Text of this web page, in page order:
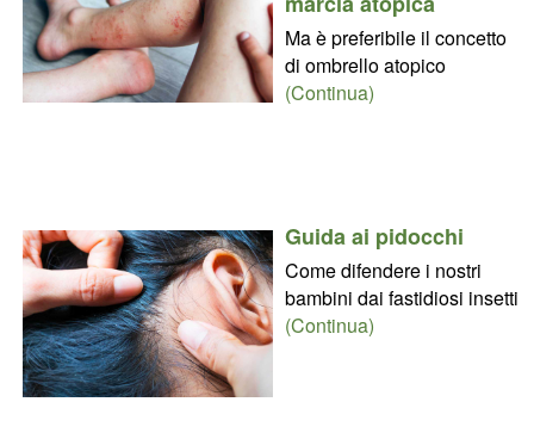
Ma è preferibile il concetto
di ombrello atopico
(Continua)
Guida ai pidocchi
Come difendere i nostri
bambini dai fastidiosi insetti
(Continua)